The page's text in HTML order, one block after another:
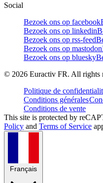
Social
Bezoek ons op facebook
Bezoek ons op linkedin
Bezoek ons op rss-feed
Bezoek ons op mastodon
Bezoek ons op bluesky
© 2026 Euractiv FR. All rights
Politique de
Conditions générales
Conditions de vente
This site is protected by
Policy and Terms of Service
Français